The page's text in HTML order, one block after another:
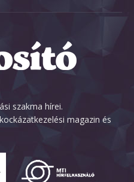
szakma hírei.
magazin és